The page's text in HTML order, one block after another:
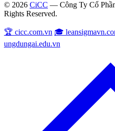
© 2026 CiCC — Công Ty Cổ
Rights Reserved.
🏆 cicc.com.vn 🎓
ungdungai.edu.vn